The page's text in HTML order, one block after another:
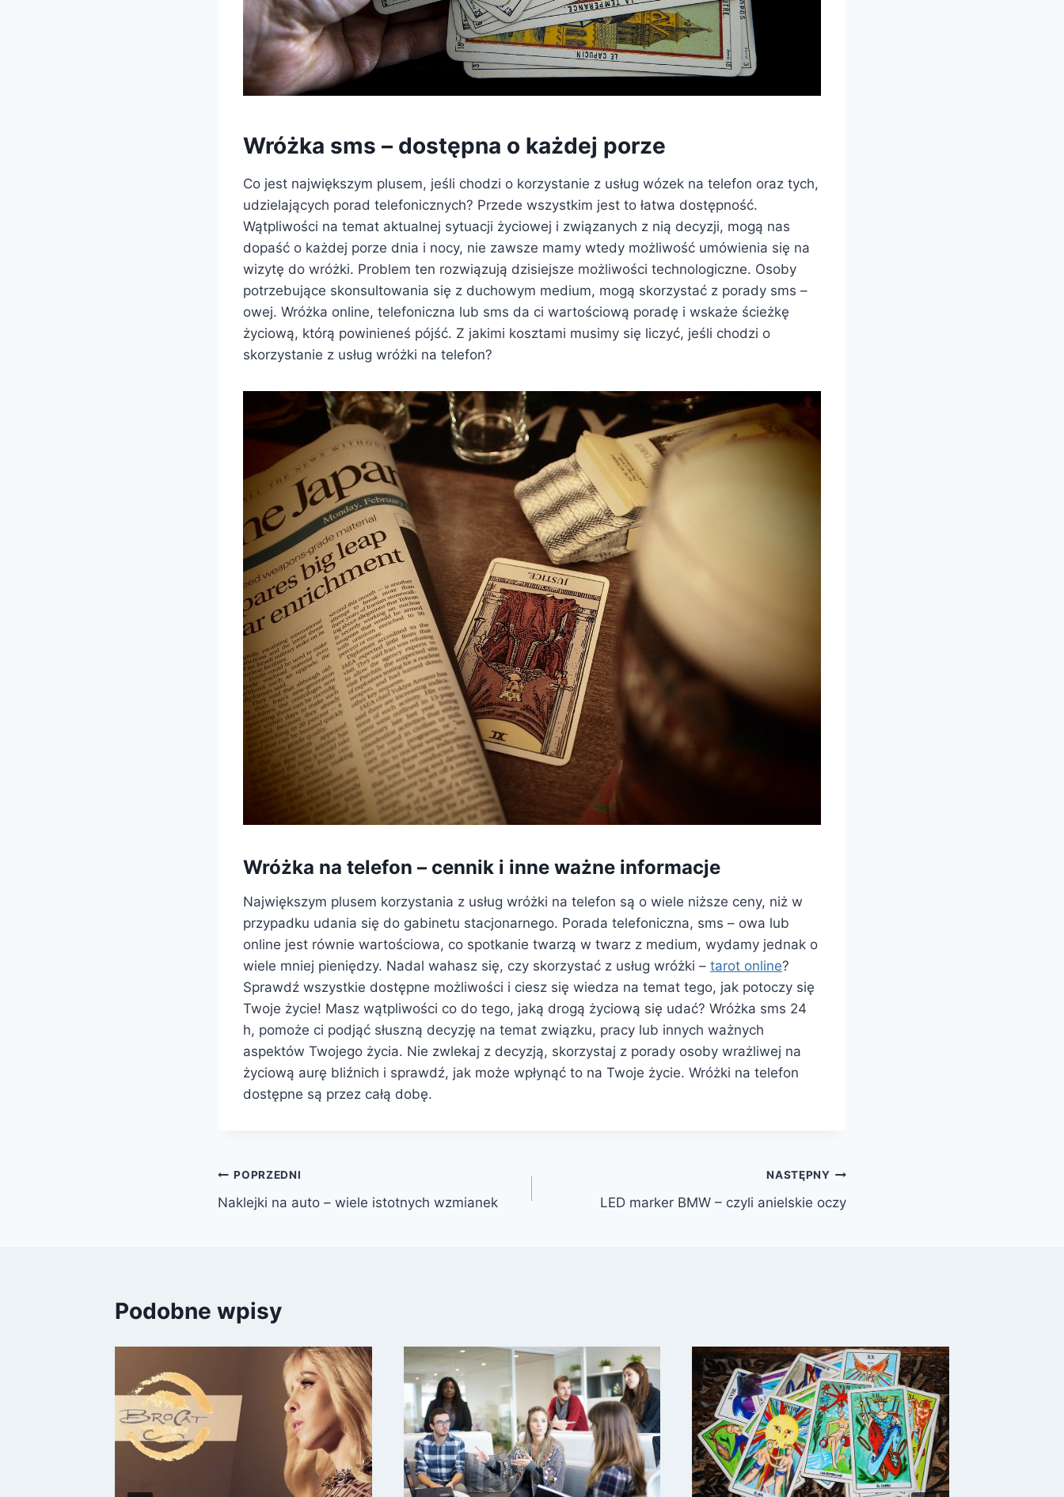
Wróżka sms – dostępna o każdej porze
Co jest największym plusem, jeśli chodzi o korzystanie z usług wózek na telefon oraz tych,
udzielających porad telefonicznych? Przede wszystkim jest to łatwa dostępność.
Wątpliwości na temat aktualnej sytuacji życiowej i związanych z nią decyzji, mogą nas
dopaść o każdej porze dnia i nocy, nie zawsze mamy wtedy możliwość umówienia się na
wizytę do wróżki. Problem ten rozwiązują dzisiejsze możliwości technologiczne. Osoby
potrzebujące skonsultowania się z duchowym medium, mogą skorzystać z porady sms –
owej. Wróżka online, telefoniczna lub sms da ci wartościową poradę i wskaże ścieżkę
życiową, którą powinieneś pójść. Z jakimi kosztami musimy się liczyć, jeśli chodzi o
skorzystanie z usług wróżki na telefon?
Wróżka na telefon – cennik i inne ważne informacje
Największym plusem korzystania z usług wróżki na telefon są o wiele niższe ceny, niż w
przypadku udania się do gabinetu stacjonarnego. Porada telefoniczna, sms – owa lub
online jest równie wartościowa, co spotkanie twarzą w twarz z medium, wydamy jednak o
wiele mniej pieniędzy. Nadal wahasz się, czy skorzystać z usług wróżki – tarot online?
Sprawdź wszystkie dostępne możliwości i ciesz się wiedza na temat tego, jak potoczy się
Twoje życie! Masz wątpliwości co do tego, jaką drogą życiową się udać? Wróżka sms 24
h, pomoże ci podjąć słuszną decyzję na temat związku, pracy lub innych ważnych
aspektów Twojego życia. Nie zwlekaj z decyzją, skorzystaj z porady osoby wrażliwej na
życiową aurę bliźnich i sprawdź, jak może wpłynąć to na Twoje życie. Wróżki na telefon
dostępne są przez całą dobę.
Nawigacja
wpisu
POPRZEDNI
Naklejki na auto – wiele istotnych wzmianek
NASTĘPNY
LED marker BMW – czyli anielskie oczy
Podobne wpisy